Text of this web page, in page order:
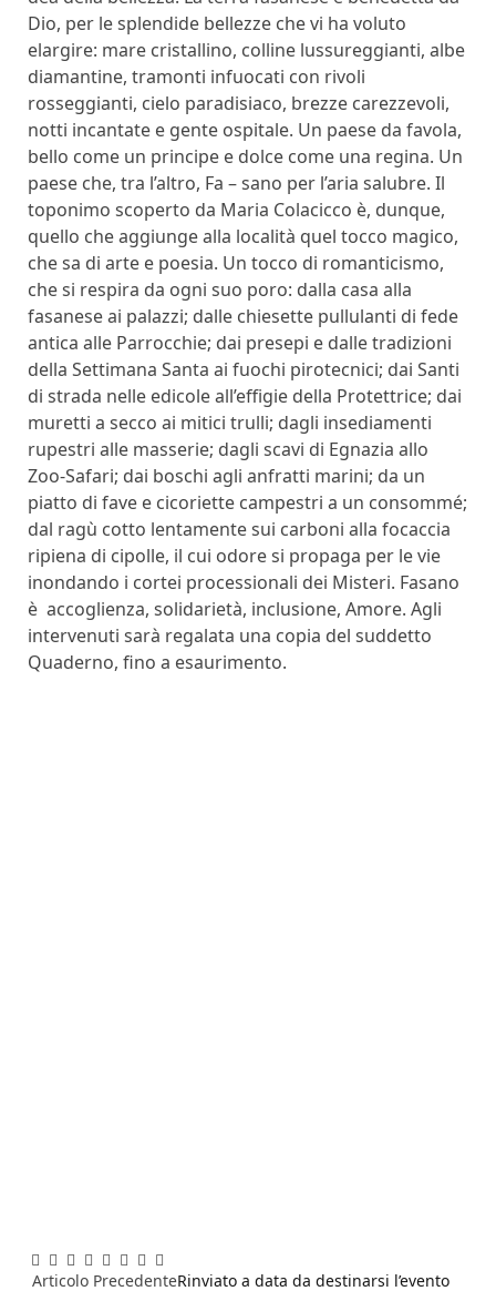
Dio, per le splendide bellezze che vi ha voluto
elargire: mare cristallino, colline lussureggianti, albe
diamantine, tramonti infuocati con rivoli
rosseggianti, cielo paradisiaco, brezze carezzevoli,
notti incantate e gente ospitale. Un paese da favola,
bello come un principe e dolce come una regina. Un
paese che, tra l’altro, Fa – sano per l’aria salubre. Il
toponimo scoperto da Maria Colacicco è, dunque,
quello che aggiunge alla località quel tocco magico,
che sa di arte e poesia. Un tocco di romanticismo,
che si respira da ogni suo poro: dalla casa alla
fasanese ai palazzi; dalle chiesette pullulanti di fede
antica alle Parrocchie; dai presepi e dalle tradizioni
della Settimana Santa ai fuochi pirotecnici; dai Santi
di strada nelle edicole all’effigie della Protettrice; dai
muretti a secco ai mitici trulli; dagli insediamenti
rupestri alle masserie; dagli scavi di Egnazia allo
Zoo-Safari; dai boschi agli anfratti marini; da un
piatto di fave e cicoriette campestri a un consommé;
dal ragù cotto lentamente sui carboni alla focaccia
ripiena di cipolle, il cui odore si propaga per le vie
inondando i cortei processionali dei Misteri. Fasano
è accoglienza, solidarietà, inclusione, Amore. Agli
intervenuti sarà regalata una copia del suddetto
Quaderno, fino a esaurimento.
Facebook
Twitter
Pinterest
LinkedIn
Reddit
WhatsApp
Telegram
Email
Articolo PrecedenteRinviato a data da destinarsi l’evento